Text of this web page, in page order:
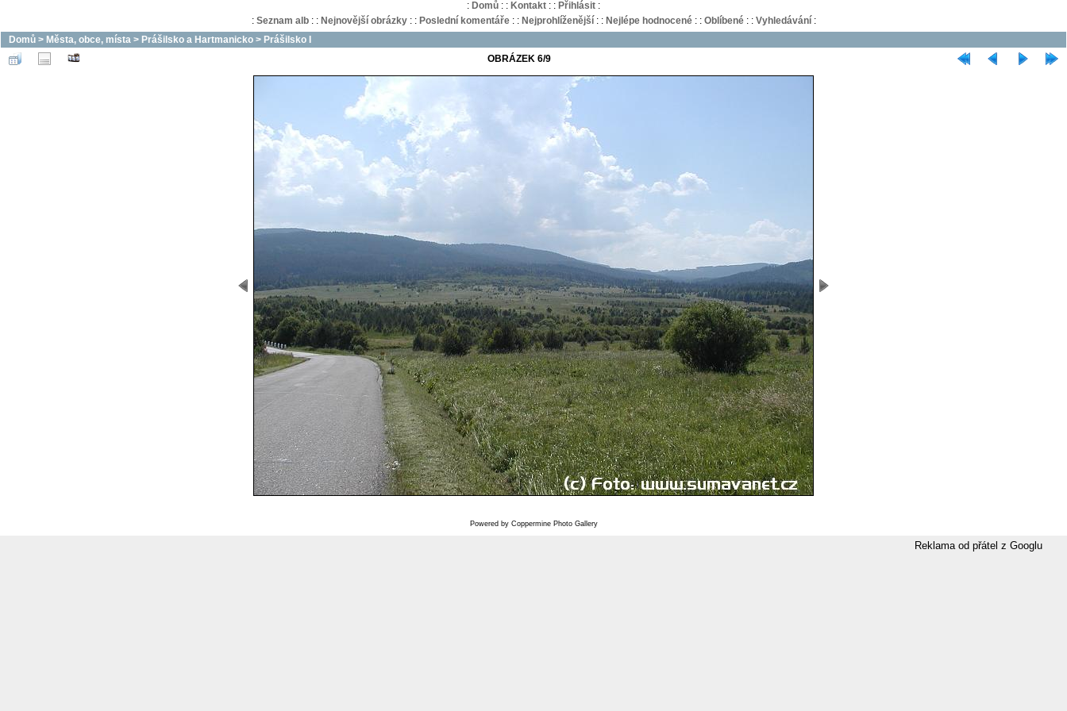
: Domů : : Kontakt : : Přihlásit :
: Seznam alb: : Nejnovější obrázky: : Poslední komentáře: : Nejprohlíženější: : Nejlépe hodnocené: : Oblíbené: : Vyhledávání:
Domů > Města, obce, místa > Prášilsko a Hartmanicko > Prášilsko I
OBRÁZEK 6/9
Powered by Coppermine Photo Gallery
Reklama od přátel z Googlu